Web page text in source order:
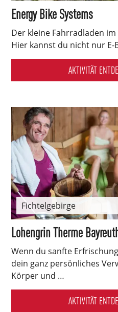
Energy Bike Systems
Der kleine Fahrradladen
Hier kannst du nicht nur E-
AKTIVITÄT
Fichtelgebirge
Lohengrin Therme
Wenn du sanfte
dein ganz persönliches
Körper und …
AKTIVITÄT